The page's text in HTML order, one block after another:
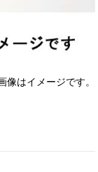
像はイメージです。